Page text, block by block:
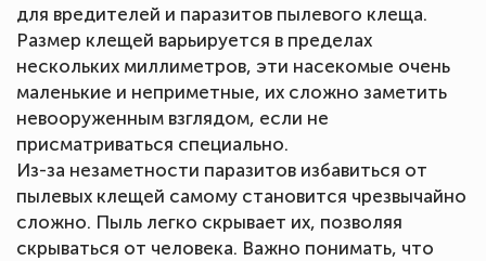
для вредителей и паразитов пылевого клеща.
Размер клещей варьируется в пределах
нескольких миллиметров, эти насекомые очень
маленькие и неприметные, их сложно заметить
невооруженным взглядом, если не
присматриваться специально.
Из-за незаметности паразитов избавиться от
пылевых клещей самому становится чрезвычайно
сложно. Пыль легко скрывает их, позволяя
скрываться от человека. Важно понимать, что